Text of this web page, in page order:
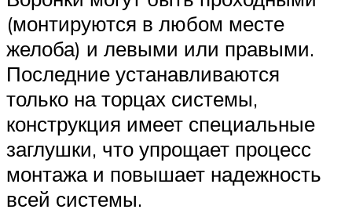
(монтируются в любом месте
желоба) и левыми или правыми.
Последние устанавливаются
только на торцах системы,
конструкция имеет специальные
заглушки, что упрощает процесс
монтажа и повышает надежность
всей системы.